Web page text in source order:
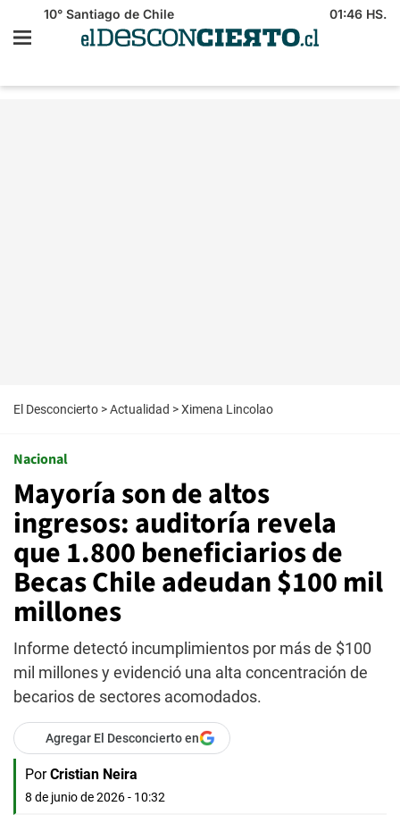
10° Santiago de Chile 01:46 HS.
El Desconcierto >Actualidad >Ximena Lincolao
Nacional
Mayoría son de altos
ingresos: auditoría revela
que 1.800 beneficiarios de
Becas Chile adeudan $100 mil
millones
Informe detectó incumplimientos por más de $100
mil millones y evidenció una alta concentración de
becarios de sectores acomodados.
Agregar El Desconcierto en
Por Cristian Neira
8 de junio de 2026 - 10:32